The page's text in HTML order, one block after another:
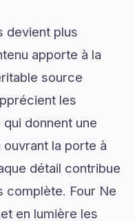
devient plus
apporte à la
source
les
donnent une
la porte à
détail contribue
complète. Four Ne
en lumière les